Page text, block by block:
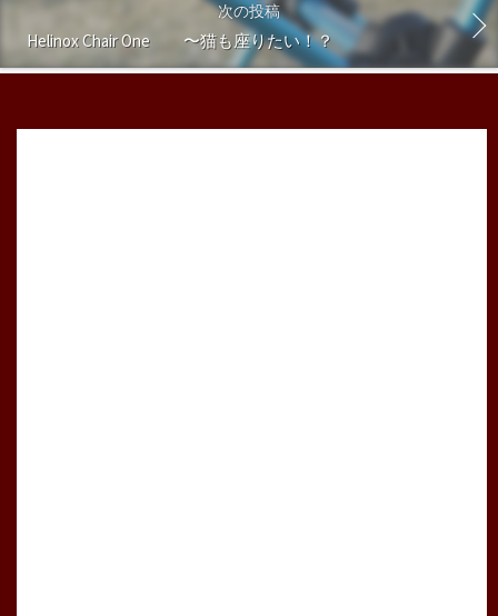
次の投稿
Helinox Chair One 〜猫も座りたい！？